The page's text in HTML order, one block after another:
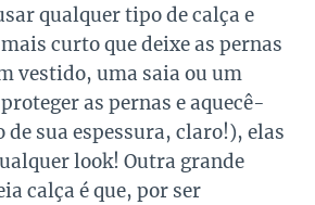
qualquer tipo de calça e
curto que deixe as pernas
vestido, uma saia ou um
as pernas e aquecê-
de sua espessura, claro!), elas
look! Outra grande
calça é que, por ser